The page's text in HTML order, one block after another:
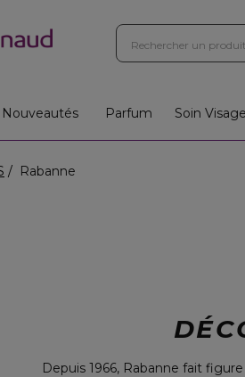
Nouveautés Parfum Soin
Rabanne
Depuis 1966, Rabanne fait